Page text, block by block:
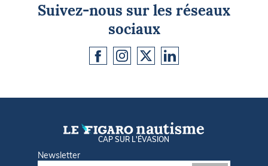
Suivez-nous sur les réseaux
sociaux
CAP SUR L'ÉVASION
Newsletter